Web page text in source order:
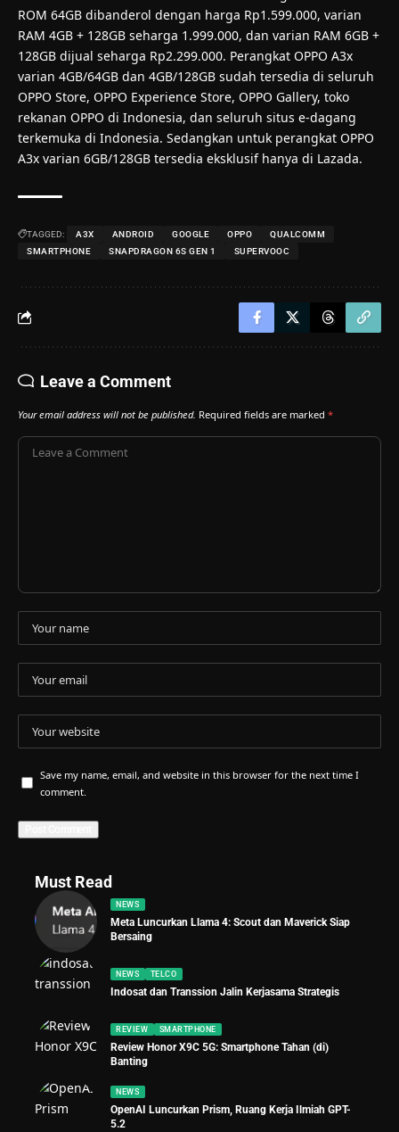
ROM 64GB dibanderol dengan harga Rp1.599.000, varian
RAM 4GB + 128GB seharga 1.999.000, dan varian RAM 6GB +
128GB dijual seharga Rp2.299.000. Perangkat OPPO A3x
varian 4GB/64GB dan 4GB/128GB sudah tersedia di seluruh
OPPO Store, OPPO Experience Store, OPPO Gallery, toko
rekanan OPPO di Indonesia, dan seluruh situs e-dagang
terkemuka di Indonesia. Sedangkan untuk perangkat OPPO
A3x varian 6GB/128GB tersedia eksklusif hanya di Lazada.
TAGGED: A3X ANDROID GOOGLE OPPO
QUALCOMM
SMARTPHONE
SNAPDRAGON 6S GEN 1 SUPERVOOC
Leave a Comment
Your email address will not be published. Required fields are marked *
Save my name, email, and website in this browser for the next time I
comment.
Must Read
NEWS
Meta Luncurkan Llama 4: Scout dan Maverick Siap
Bersaing
NEWS TELCO
Indosat dan Transsion Jalin Kerjasama Strategis
REVIEW SMARTPHONE
Review Honor X9C 5G: Smartphone Tahan (di)
Banting
NEWS
OpenAI Luncurkan Prism, Ruang Kerja Ilmiah GPT-
5.2